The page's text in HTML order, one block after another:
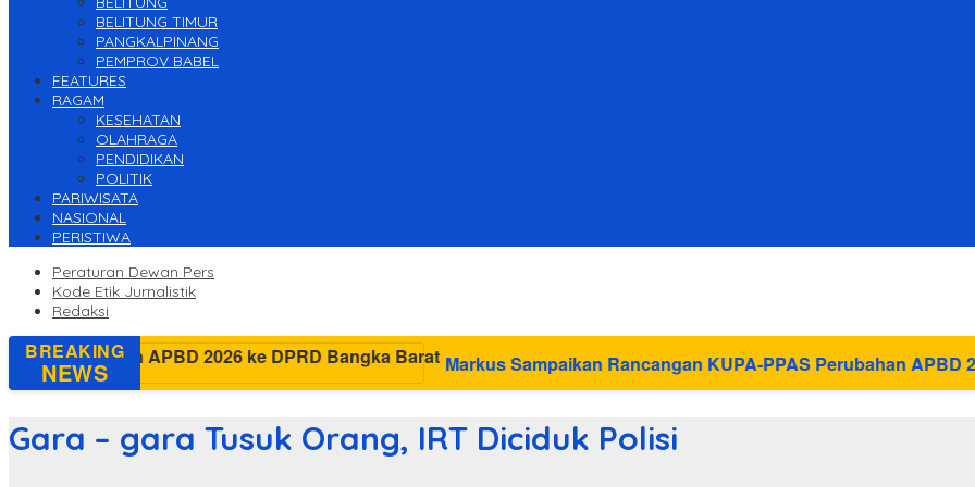
BELITUNG TIMUR
PANGKALPINANG
PEMPROV BABEL
FEATURES
RAGAM
KESEHATAN
OLAHRAGA
PENDIDIKAN
POLITIK
PARIWISATA
NASIONAL
PERISTIWA
Peraturan Dewan Pers
Kode Etik Jurnalistik
Redaksi
BREAKING
NEWS Markus Sampaikan Rancangan KUPA-PPAS Perubahan APBD 2026 ke DPRD Bangka
Gara – gara Tusuk Orang, IRT Diciduk Polisi